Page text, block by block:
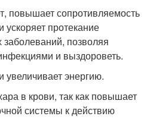
повышает сопротивляемость
протекание
позволяя
и выздороветь.
увеличивает энергию.
в крови, так как повышает
системы к действию